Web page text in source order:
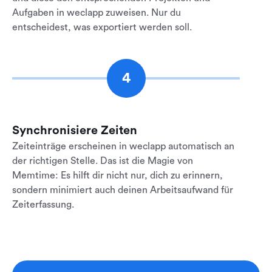
Aufgaben in weclapp zuweisen. Nur du
entscheidest, was exportiert werden soll.
4
Synchronisiere Zeiten
Zeiteinträge erscheinen in weclapp automatisch an
der richtigen Stelle. Das ist die Magie von
Memtime: Es hilft dir nicht nur, dich zu erinnern,
sondern minimiert auch deinen Arbeitsaufwand für
Zeiterfassung.